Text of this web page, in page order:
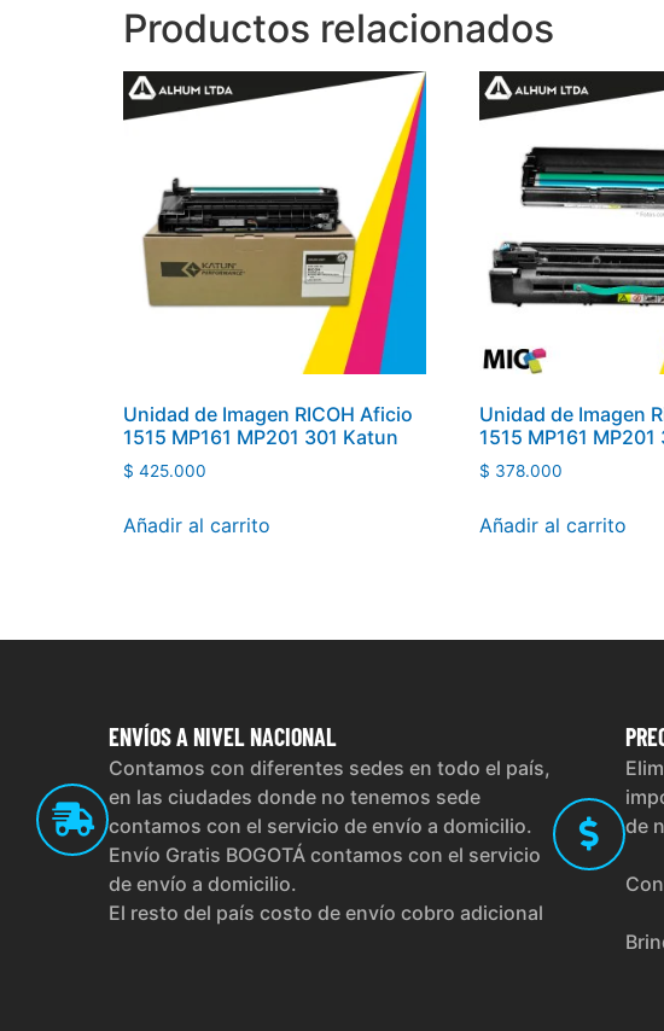
Productos relacionados
Unidad de Imagen RICOH Aficio
1515 MP161 MP201 301 Katun
$ 425.000
Añadir al carrito
Unidad de Imagen
1515 MP161 MP201
$ 378.000
Añadir al carrito
ENVÍOSA NIVEL NACIONAL
Contamos con diferentes sedes en todo el país,
en las ciudades donde no tenemos sede
contamos con el servicio de envío a domicilio.
Envío Gratis BOGOTÁ contamos con el servicio
de envío a domicilio.
El resto del país costo de envío cobro adicional
de